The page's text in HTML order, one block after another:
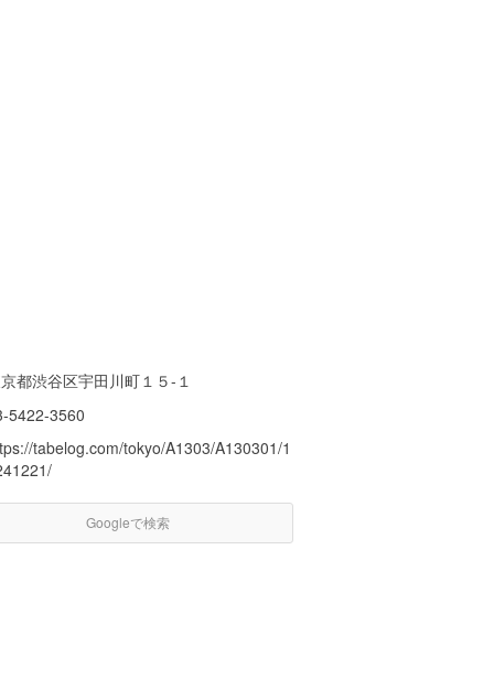
都渋谷区宇田川町１５-１
5422-3560
tabelog.com/tokyo/A1303/A130301/1
Googleで検索